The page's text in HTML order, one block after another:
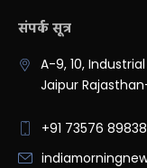
संपर्क सूत्र
A-9, 10,
Jaipur
+91 73576 89838